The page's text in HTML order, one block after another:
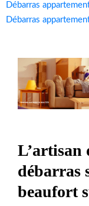
Débarras
Débarras
L’artisan
débarras
beaufort